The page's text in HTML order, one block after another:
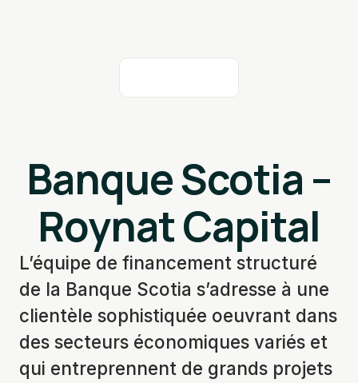
Banque Scotia –
Roynat Capital
L’équipe de financement structuré
de la Banque Scotia s’adresse à une
clientèle sophistiquée oeuvrant dans
des secteurs économiques variés et
qui entreprennent de grands projets